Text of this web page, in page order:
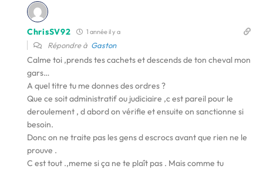
ChrisSV92 1 année il y a
Répondre à Gaston
Calme toi ,prends tes cachets et descends de ton cheval mon
gars…
A quel titre tu me donnes des ordres ?
Que ce soit administratif ou judiciaire ,c est pareil pour le
deroulement , d abord on vérifie et ensuite on sanctionne si
besoin.
Donc on ne traite pas les gens d escrocs avant que rien ne le
prouve .
C est tout .,meme si ça ne te plaît pas . Mais comme tu